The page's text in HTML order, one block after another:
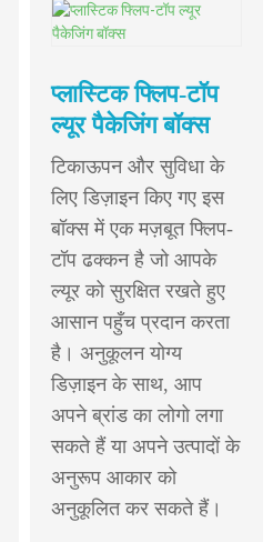
प्लास्टिक फ्लिप-टॉप
ल्यूर पैकेजिंग बॉक्स
टिकाऊपन और सुविधा के
लिए डिज़ाइन किए गए इस
बॉक्स में एक मज़बूत फ्लिप-
टॉप ढक्कन है जो आपके
ल्यूर को सुरक्षित रखते हुए
आसान पहुँच प्रदान करता
है। अनुकूलन योग्य
डिज़ाइन के साथ, आप
अपने ब्रांड का लोगो लगा
सकते हैं या अपने उत्पादों के
अनुरूप आकार को
अनुकूलित कर सकते हैं।